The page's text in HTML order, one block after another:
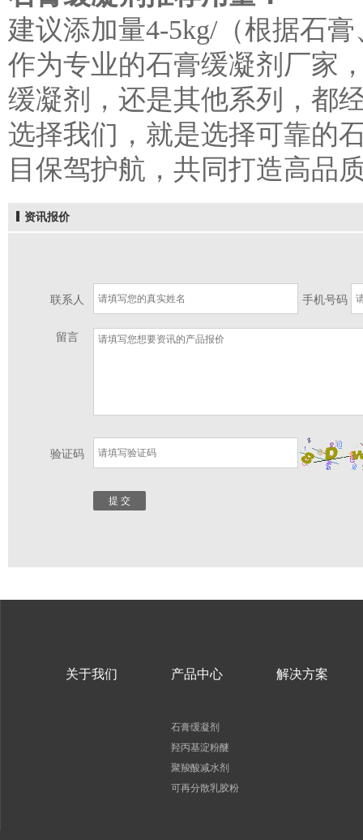
建议添加量4-5kg/（根据石
作为专业的石膏缓凝剂厂家
缓凝剂，还是其他系列，都
选择我们，就是选择可靠的
目保驾护航，共同打造高品
资讯报价
联系人 手机号码
留言
验证码
关于我们 产品中心
石膏缓凝剂
羟丙基淀粉醚
聚羧酸减水剂
可再分散乳胶粉
解决方案